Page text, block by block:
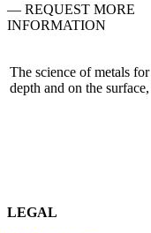
— REQUEST MORE
INFORMATION
The science of metals
depth and on the
LEGAL